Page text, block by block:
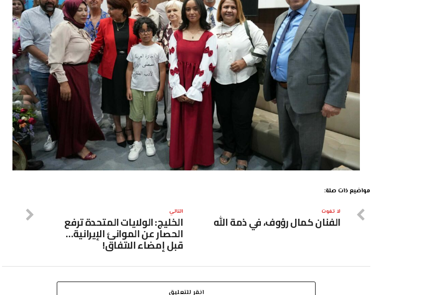
مواضيع ذات صلة:
التالي
الخليج: الولايات المتحدة ترفع
الحصار عن الموانئ الإيرانية…
قبل إمضاء الاتفاق!
لا تفوت
الفنان كمال رؤوف، في ذمة الله
انقر للتعليق